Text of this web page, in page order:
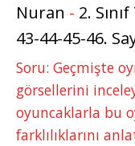
Nuran - 2.
43-44-45-46.
Soru: Geçmişte
görsellerini
oyuncaklarla bu
farklılıklarını